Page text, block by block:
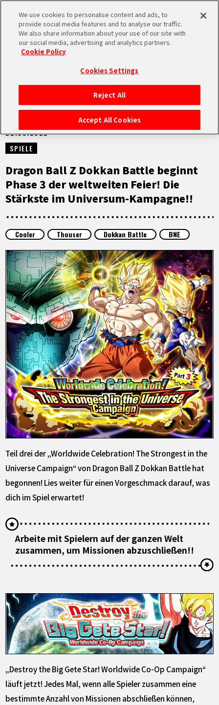
MEN
STARTSEITE
NEUES
HIGHLIGHTS
VIDEOS
SPECIALS
INFOS
LANGUAGE
JP
EN FR DE ES
NEUES
22.09.2022
SPIELE
Dragon Ball Z Dokkan Battle beginnt
Phase 3 der weltweiten Feier! Die
Stärkste im Universum-Kampagne!!
Cooler Thouser Dokkan Battle BNE
Teil drei der „Worldwide Celebration! The Strongest in the
Universe Campaign“ von Dragon Ball Z Dokkan Battle hat
begonnen! Lies weiter für einen Vorgeschmack darauf, was
dich im Spiel erwartet!
Arbeite mit Spielern auf der ganzen Welt
zusammen, um Missionen abzuschließen!!
„Destroy the Big Gete Star! Worldwide Co-Op Campaign“
läuft jetzt! Jedes Mal, wenn alle Spieler zusammen eine
bestimmte Anzahl von Missionen abschließen können,
We use cookies to personalise content and ads, to
provide social media features and to analyse our traffic.
We also share information about your use of our site with
our social media, advertising and analytics partners.
Cookie Policy
Cookies Settings
Reject All
Accept All Cookies